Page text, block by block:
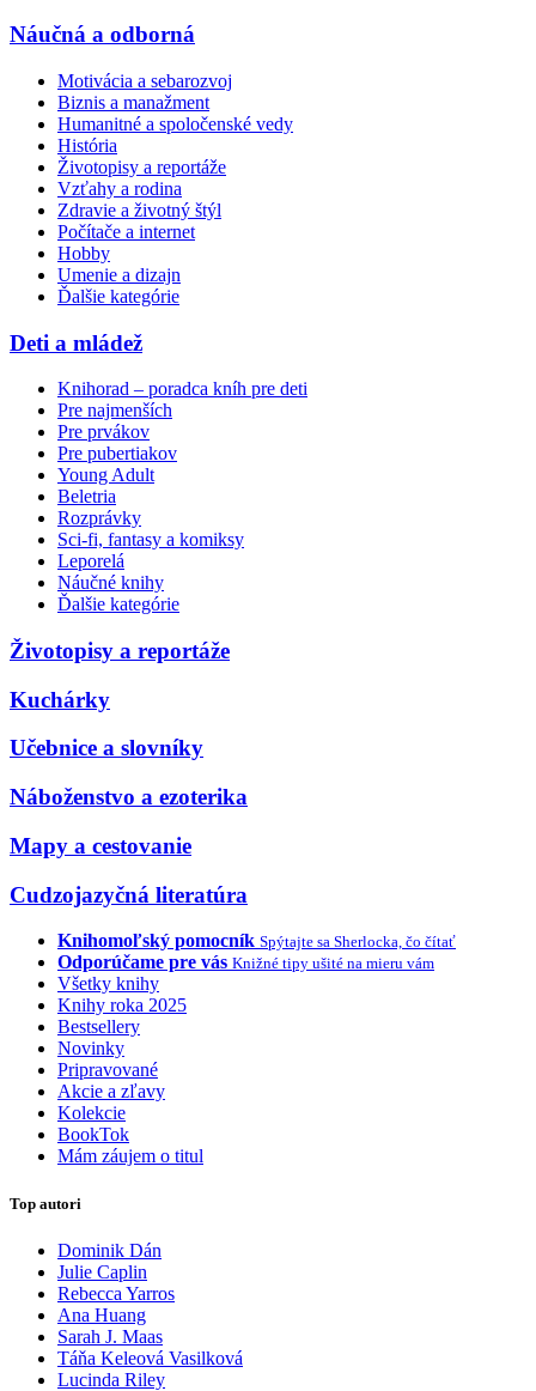
Náučná a odborná
Motivácia a sebarozvoj
Biznis a manažment
Humanitné a spoločenské vedy
História
Životopisy a reportáže
Vzťahy a rodina
Zdravie a životný štýl
Počítače a internet
Hobby
Umenie a dizajn
Ďalšie kategórie
Deti a mládež
Knihorad – poradca kníh pre deti
Pre najmenších
Pre prvákov
Pre pubertiakov
Young Adult
Beletria
Rozprávky
Sci-fi, fantasy a komiksy
Leporelá
Náučné knihy
Ďalšie kategórie
Životopisy a reportáže
Kuchárky
Učebnice a slovníky
Náboženstvo a ezoterika
Mapy a cestovanie
Cudzojazyčná literatúra
Knihomoľský pomocník Spýtajte sa Sherlocka, čo čítať
Odporúčame pre vás Knižné tipy ušité na mieru vám
Všetky knihy
Knihy roka 2025
Bestsellery
Novinky
Pripravované
Akcie a zľavy
Kolekcie
BookTok
Mám záujem o titul
Top autori
Dominik Dán
Julie Caplin
Rebecca Yarros
Ana Huang
Sarah J. Maas
Táňa Keleová Vasilková
Lucinda Riley